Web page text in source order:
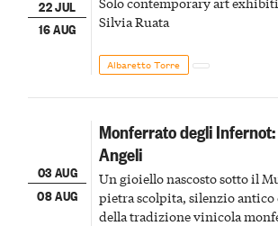
22 JUL
16 AUG
Silvia Ruata
Albaretto Torre
03 AUG
08 AUG
Monferrato degli
Angeli
Un gioiello nascosto sotto il
pietra scolpita, silenzio antico
della tradizione vinicola